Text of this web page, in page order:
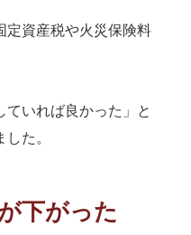
定資産税や火災保険料
ていれば良かった」と
た。
下がった